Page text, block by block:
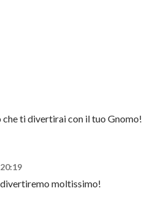
che ti divertirai con il tuo Gnomo!
divertiremo moltissimo!